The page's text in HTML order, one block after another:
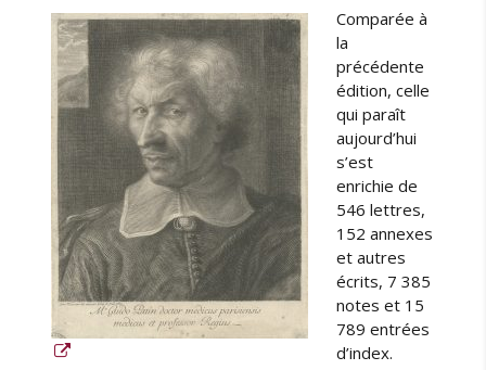
r
(
1
6
1
5
)
,
Comparée à
la
précédente
édition, celle
qui paraît
aujourd’hui
s’est
enrichie de
546 lettres,
152 annexes
et autres
écrits, 7 385
notes et 15
789 entrées
d’index.